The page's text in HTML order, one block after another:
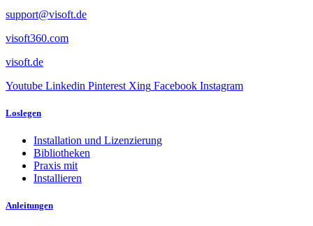
support@visoft.de
visoft360.com
visoft.de
Youtube Linkedin Pinterest Xing Facebook Instagram
Loslegen
Installation und Lizenzierung
Bibliotheken
Praxis mit
Installieren
Anleitungen